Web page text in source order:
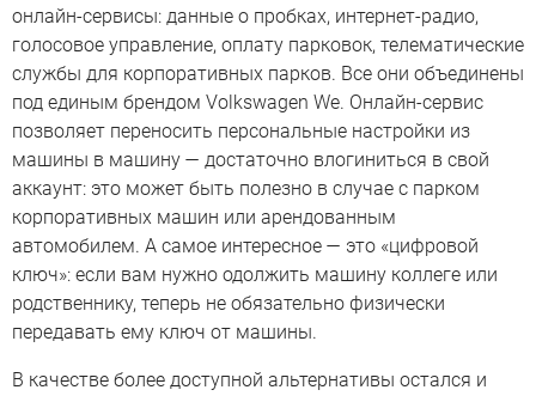
онлайн-сервисы: данные о пробках, интернет-радио,
голосовое управление, оплату парковок, телематические
службы для корпоративных парков. Все они объединены
под единым брендом Volkswagen We. Онлайн-сервис
позволяет переносить персональные настройки из
машины в машину — достаточно влогиниться в свой
аккаунт: это может быть полезно в случае с парком
корпоративных машин или арендованным
автомобилем. А самое интересное — это «цифровой
ключ»: если вам нужно одолжить машину коллеге или
родственнику, теперь не обязательно физически
передавать ему ключ от машины.
В качестве более доступной альтернативы остался и